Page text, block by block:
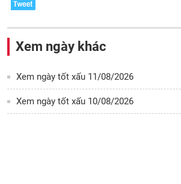
Xem ngày khác
Xem ngày tốt xấu 11/08/2026
Xem ngày tốt xấu 10/08/2026